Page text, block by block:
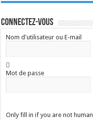
Connectez-vous
Nom d'utilisateur ou E-mail
Mot de passe
Only fill in if you are not human